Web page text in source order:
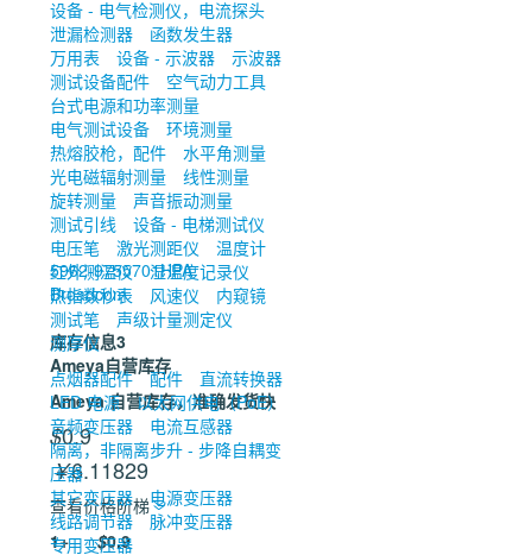
设备 - 电气检测仪，电流探头
泄漏检测器
函数发生器
万用表
设备 - 示波器
示波器
测试设备配件
空气动力工具
台式电源和功率测量
电气测试设备
环境测量
热熔胶枪，配件
水平角测量
光电磁辐射测量
线性测量
旋转测量
声音振动测量
测试引线
设备 - 电梯测试仪
电压笔
激光测距仪
温度计
红外测温仪
湿温度记录仪
热指数秒表
风速仪
内窥镜
测试笔
声级计量测定仪
测厚仪
点烟器配件
配件
直流转换器
LED 电源
以太网供电（PoE）
音频变压器
电流互感器
隔离，非隔离步升 - 步降自耦变
压器
其它变压器
电源变压器
线路调节器
脉冲变压器
专用变压器
5962-9755701HPA
Broadcom
库存信息3
Ameya自营库存
Ameya 自营库存，准确发货快
$0.9
￥6.11829
查看价格阶梯
1+
$0.9